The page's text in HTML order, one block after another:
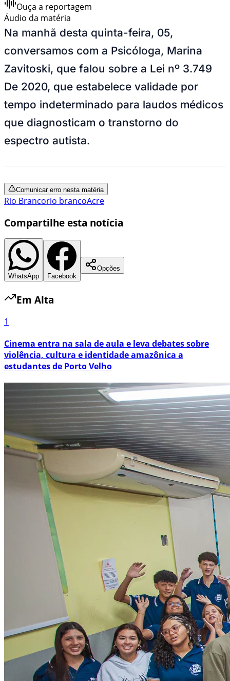
Ouça a reportagem
Áudio da matéria
Na manhã desta quinta-feira, 05,
conversamos com a Psicóloga, Marina
Zavitoski, que falou sobre a Lei nº 3.749
De 2020, que estabelece validade por
tempo indeterminado para laudos médicos
que diagnosticam o transtorno do
espectro autista.
Comunicar erro nesta matéria
Rio Brancorio brancoAcre
Compartilhe esta notícia
WhatsApp Facebook
Opções
Em Alta
1
Cinema entra na sala de aula e leva debates sobre
violência, cultura e identidade amazônica a
estudantes de Porto Velho